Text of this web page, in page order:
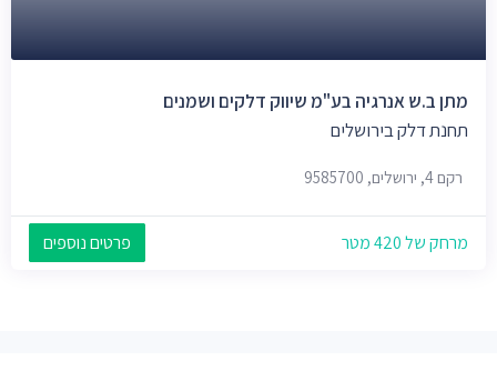
מתן ב.ש אנרגיה בע"מ שיווק דלקים ושמנים
תחנת דלק בירושלים
רקם 4, ירושלים, 9585700
מרחק של 420 מטר פרטים נוספים